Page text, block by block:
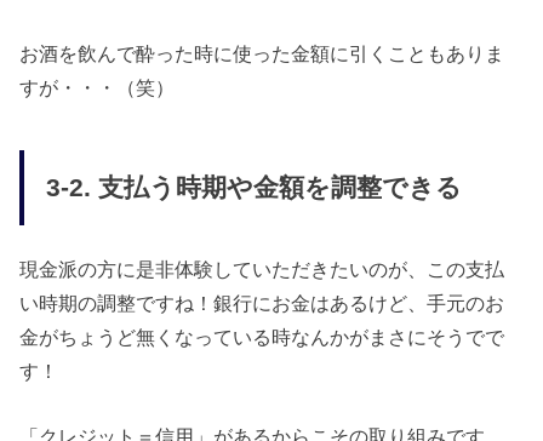
お酒を飲んで酔った時に使った金額に引くこともありま
すが・・・（笑）
3-2. 支払う時期や金額を調整できる
現金派の方に是非体験していただきたいのが、この支払
い時期の調整ですね！銀行にお金はあるけど、手元のお
金がちょうど無くなっている時なんかがまさにそうでで
す！
「クレジット＝信用」があるからこその取り組みです